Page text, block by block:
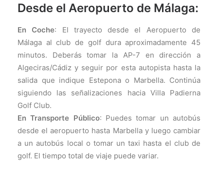
Desde el Aeropuerto de Málaga:
En Coche: El trayecto desde el Aeropuerto de
Málaga al club de golf dura aproximadamente 45
minutos. Deberás tomar la AP-7 en dirección a
Algeciras/Cádiz y seguir por esta autopista hasta la
salida que indique Estepona o Marbella. Continúa
siguiendo las señalizaciones hacia Villa Padierna
Golf Club.
En Transporte Público: Puedes tomar un autobús
desde el aeropuerto hasta Marbella y luego cambiar
a un autobús local o tomar un taxi hasta el club de
golf. El tiempo total de viaje puede variar.